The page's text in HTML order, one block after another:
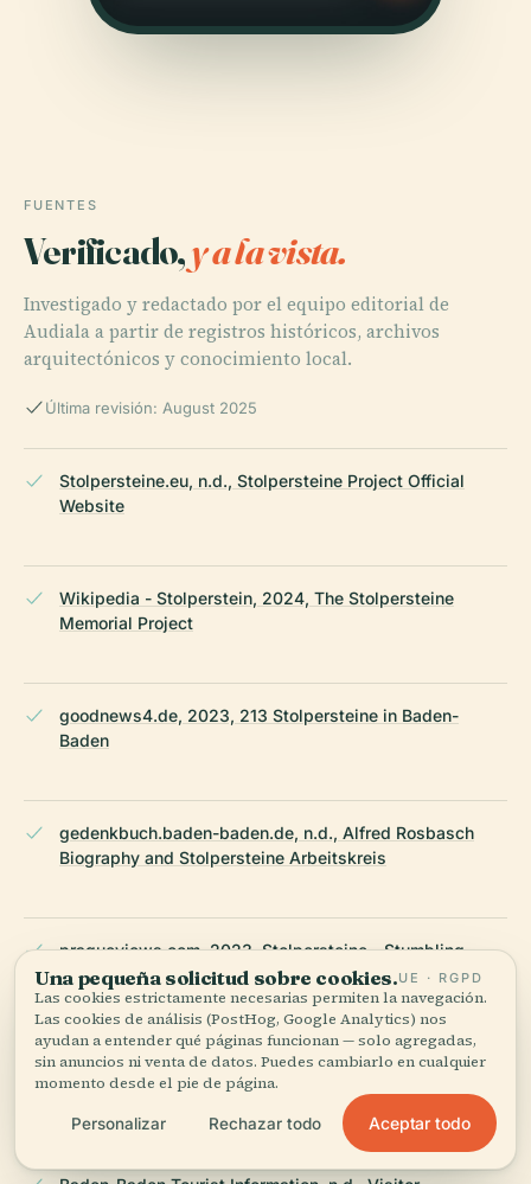
FUENTES
Verificado,y a la vista.
Investigado y redactado por el equipo editorial de
Audiala a partir de registros históricos, archivos
arquitectónicos y conocimiento local.
Última revisión: August 2025
Stolpersteine.eu, n.d., Stolpersteine Project Official
Website
Wikipedia - Stolperstein, 2024, The Stolpersteine
Memorial Project
goodnews4.de, 2023, 213 Stolpersteine in Baden-
Baden
gedenkbuch.baden-baden.de, n.d., Alfred Rosbasch
Biography and Stolpersteine Arbeitskreis
pragueviews.com, 2023, Stolpersteine - Stumbling
Stones
claudiatravels.com, 2023, Stumbling Stones of Baden-
Baden
Una pequeña solicitud sobre cookies.UE · RGPD
Las cookies estrictamente necesarias permiten la navegación.
Las cookies de análisis (PostHog, Google Analytics) nos
ayudan a entender qué páginas funcionan — solo agregadas,
sin anuncios ni venta de datos. Puedes cambiarlo en cualquier
momento desde el pie de página.
Personalizar Rechazar todo Aceptar todo